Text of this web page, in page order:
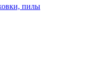
пилы